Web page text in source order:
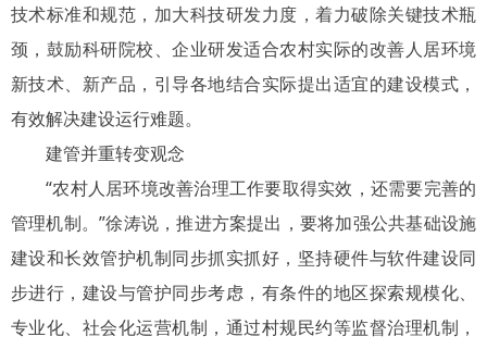
技术标准和规范，加大科技研发力度，着力破除关键技术瓶
颈，鼓励科研院校、企业研发适合农村实际的改善人居环境
新技术、新产品，引导各地结合实际提出适宜的建设模式，
有效解决建设运行难题。
建管并重转变观念
“农村人居环境改善治理工作要取得实效，还需要完善的
管理机制。”徐涛说，推进方案提出，要将加强公共基础设施
建设和长效管护机制同步抓实抓好，坚持硬件与软件建设同
步进行，建设与管护同步考虑，有条件的地区探索规模化、
专业化、社会化运营机制，通过村规民约等监督治理机制，